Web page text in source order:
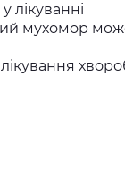
лікуванні
мухомор